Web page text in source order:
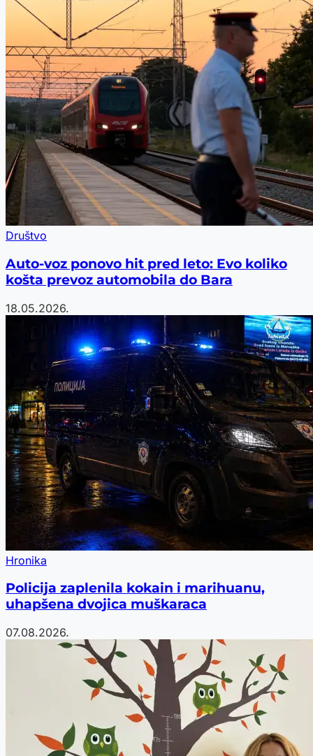
Društvo
Auto-voz ponovo hit pred leto: Evo koliko
košta prevoz automobila do Bara
18.05.2026.
Hronika
Policija zaplenila kokain i marihuanu,
uhapšena dvojica muškaraca
07.08.2026.